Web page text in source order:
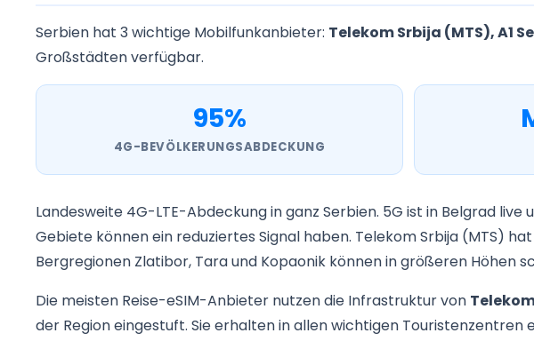
Serbien hat 3 wichtige Mobilfunkanbieter: Telekom Srbija (MTS), A1
Großstädten verfügbar.
95%
4G-BEVÖLKERUNGSABDECKUNG
Landesweite 4G-LTE-Abdeckung in ganz Serbien. 5G ist in Belgrad
Gebiete können ein reduziertes Signal haben. Telekom Srbija (MTS)
Bergregionen Zlatibor, Tara und Kopaonik können in größeren Höhen
Die meisten Reise-eSIM-Anbieter nutzen die Infrastruktur von
der Region eingestuft. Sie erhalten in allen wichtigen Touristenzentren